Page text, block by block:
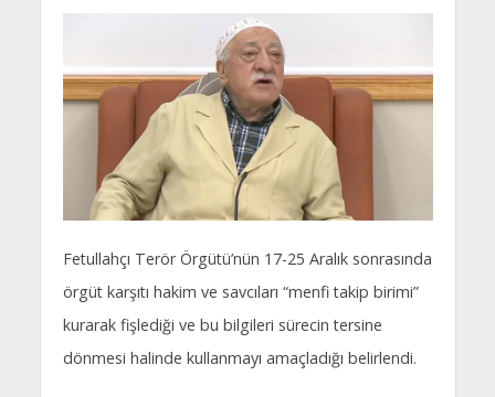
Fetullahçı Terör Örgütü’nün 17-25 Aralık sonrasında
örgüt karşıtı hakim ve savcıları “menfi takip birimi”
kurarak fişlediği ve bu bilgileri sürecin tersine
dönmesi halinde kullanmayı amaçladığı belirlendi.